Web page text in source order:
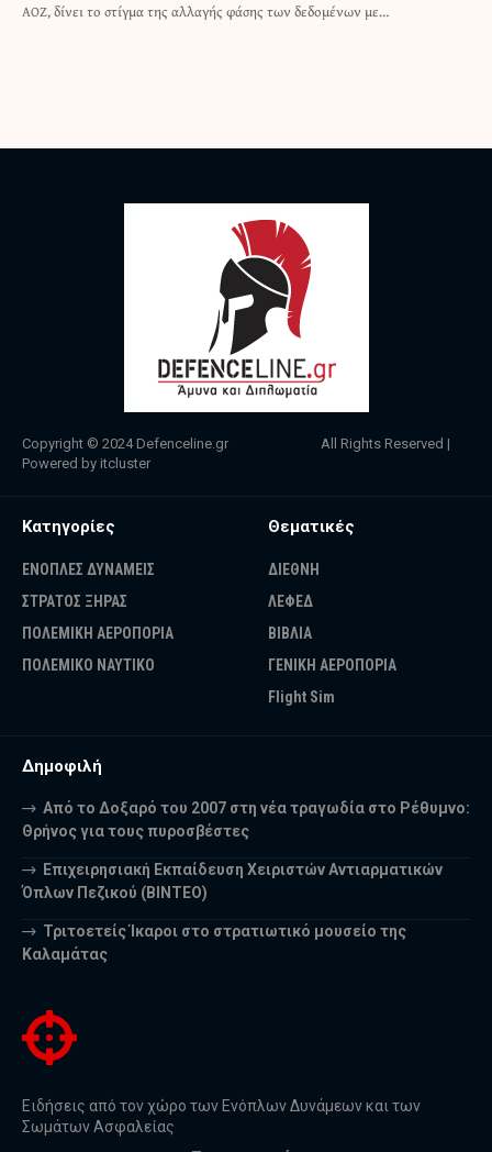
ΑΟΖ, δίνει το στίγμα της αλλαγής φάσης των δεδομένων με…
Copyright © 2024 Defenceline.gr All Rights Reserved |
Powered by itcluster
Κατηγορίες
ΕΝΟΠΛΕΣ ΔΥΝΑΜΕΙΣ
ΣΤΡΑΤΟΣ ΞΗΡΑΣ
ΠΟΛΕΜΙΚΗ ΑΕΡΟΠΟΡΙΑ
ΠΟΛΕΜΙΚΟ ΝΑΥΤΙΚΟ
Θεματικές
ΔΙΕΘΝΗ
ΛΕΦΕΔ
ΒΙΒΛΙΑ
ΓΕΝΙΚΗ ΑΕΡΟΠΟΡΙΑ
Flight Sim
Δημοφιλή
Από το Δοξαρό του 2007 στη νέα τραγωδία στο Ρέθυμνο:
Θρήνος για τους πυροσβέστες
Επιχειρησιακή Εκπαίδευση Χειριστών Αντιαρματικών
Όπλων Πεζικού (ΒΙΝΤΕΟ)
Τριτοετείς Ίκαροι στο στρατιωτικό μουσείο της
Καλαμάτας
Ειδήσεις από τον χώρο των Ενόπλων Δυνάμεων και των
Σωμάτων Ασφαλείας